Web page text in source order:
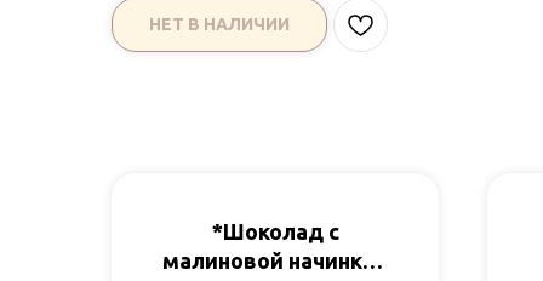
НЕТ В НАЛИЧИИ
*Шоколад с
малиновой начинкой